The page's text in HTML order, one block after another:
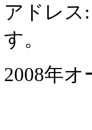
アドレス
す。
2008年オ